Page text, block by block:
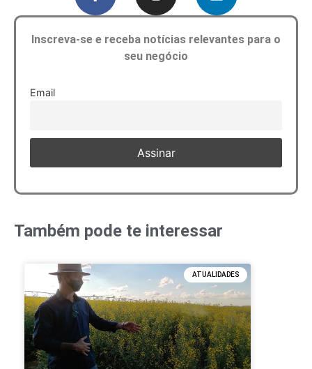
Inscreva-se e receba notícias relevantes para o
seu negócio
Email
Também pode te interessar
ATUALIDADES